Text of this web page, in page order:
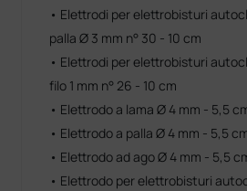
• Elettrodi per elettrobisturi
palla Ø 3 mm n° 30 - 10 cm
• Elettrodi per elettrobisturi
filo 1 mm n° 26 - 10 cm
• Elettrodo a lama Ø 4 mm - 5,5
• Elettrodo a palla Ø 4 mm - 5,5
• Elettrodo ad ago Ø 4 mm - 5,5
• Elettrodo per elettrobisturi